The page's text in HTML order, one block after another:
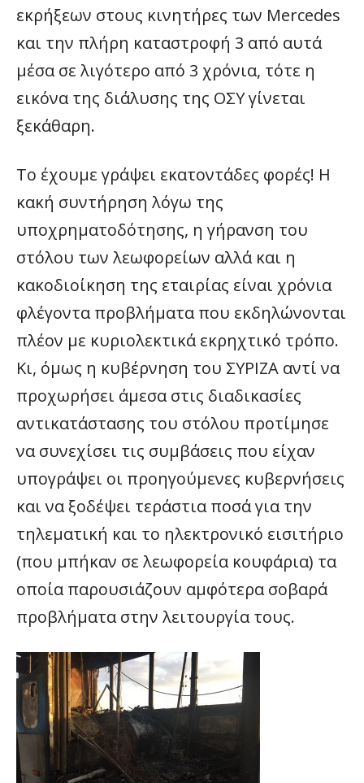
εκρήξεων στους κινητήρες των Mercedes
και την πλήρη καταστροφή 3 από αυτά
μέσα σε λιγότερο από 3 χρόνια, τότε η
εικόνα της διάλυσης της ΟΣΥ γίνεται
ξεκάθαρη.
Το έχουμε γράψει εκατοντάδες φορές! Η
κακή συντήρηση λόγω της
υποχρηματοδότησης, η γήρανση του
στόλου των λεωφορείων αλλά και η
κακοδιοίκηση της εταιρίας είναι χρόνια
φλέγοντα προβλήματα που εκδηλώνονται
πλέον με κυριολεκτικά εκρηχτικό τρόπο.
Κι, όμως η κυβέρνηση του ΣΥΡΙΖΑ αντί να
προχωρήσει άμεσα στις διαδικασίες
αντικατάστασης του στόλου προτίμησε
να συνεχίσει τις συμβάσεις που είχαν
υπογράψει οι προηγούμενες κυβερνήσεις
και να ξοδέψει τεράστια ποσά για την
τηλεματική και το ηλεκτρονικό εισιτήριο
(που μπήκαν σε λεωφορεία κουφάρια) τα
οποία παρουσιάζουν αμφότερα σοβαρά
προβλήματα στην λειτουργία τους.